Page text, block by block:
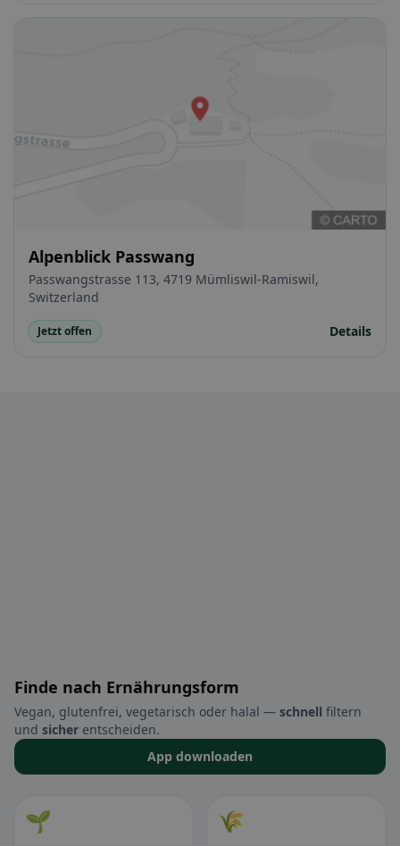
Alpenblick Passwang
Passwangstrasse 113, 4719 Mümliswil-Ramiswil,
Switzerland
Jetzt offen Details
Finde nach Ernährungsform
Vegan, glutenfrei, vegetarisch oder halal — schnell filtern
und sicher entscheiden.
App downloaden
🌱 🌾